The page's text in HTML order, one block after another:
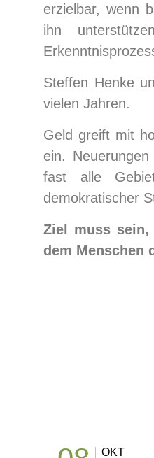
erzielbar, wenn
ihn
Steffen Henke
vielen Jahren.
Geld greift mit
ein.
fast alle
demokratischer
Ziel muss
dem Menschen
OKT